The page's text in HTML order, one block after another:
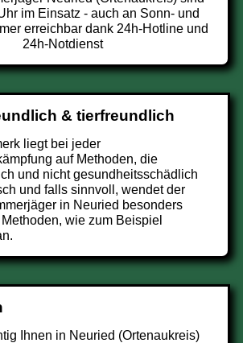
im Einsatz - auch an Sonn- und
erreichbar dank 24h-Hotline und
24h-Notdienst
& tierfreundlich
liegt bei jeder
auf Methoden, die
und nicht gesundheitsschädlich
und falls sinnvoll, wendet der
in Neuried besonders
wie zum Beispiel
Ihnen in Neuried (Ortenaukreis)